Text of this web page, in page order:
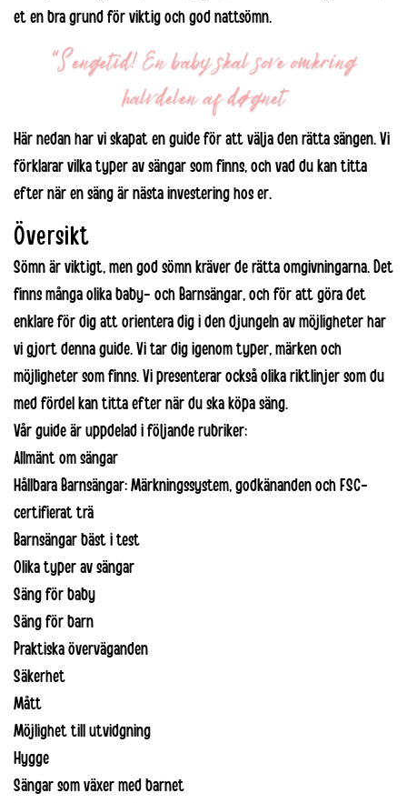
et en bra grund för viktig och god nattsömn.
Här nedan har vi skapat en guide för att välja den rätta sängen. Vi
förklarar vilka typer av sängar som finns, och vad du kan titta
efter när en säng är nästa investering hos er.
Översikt
Sömn är viktigt, men god sömn kräver de rätta omgivningarna. Det
finns många olika baby- och Barnsängar, och för att göra det
enklare för dig att orientera dig i den djungeln av möjligheter har
vi gjort denna guide. Vi tar dig igenom typer, märken och
möjligheter som finns. Vi presenterar också olika riktlinjer som du
med fördel kan titta efter när du ska köpa säng.
Vår guide är uppdelad i följande rubriker:
Allmänt om sängar
Hållbara Barnsängar: Märkningssystem, godkänanden och FSC-
certifierat trä
Barnsängar bäst i test
Olika typer av sängar
Säng för baby
Säng för barn
Praktiska överväganden
Säkerhet
Mått
Möjlighet till utvidgning
Hygge
Sängar som växer med barnet